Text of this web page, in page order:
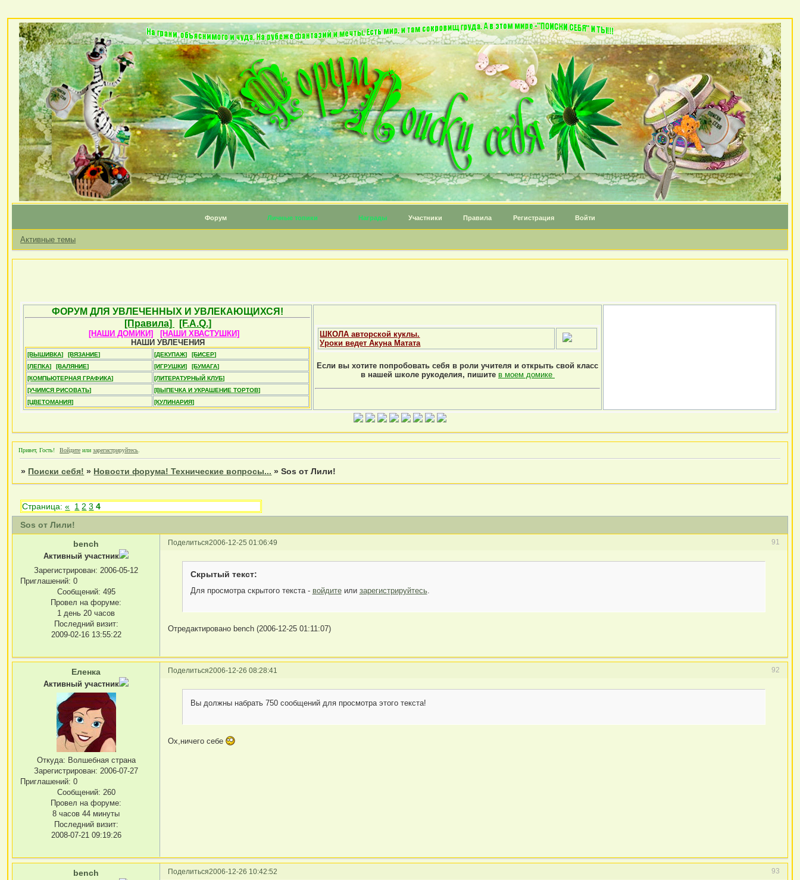
Форум Личные топики Награды Участники Правила Регистрация Войти
Активные темы
ФОРУМ ДЛЯ УВЛЕЧЕННЫХ И УВЛЕКАЮЩИХСЯ!
[Правила]
[F.A.Q.]
[НАШИ ДОМИКИ]
[НАШИ ХВАСТУШКИ]
НАШИ УВЛЕЧЕНИЯ
[ВЫШИВКА] [ВЯЗАНИЕ] [ДЕКУПАЖ]
[БИСЕР]
[ЛЕПКА]
[ВАЛЯНИЕ] [ИГРУШКИ]
[БУМАГА]
[КОМПЬЮТЕРНАЯ ГРАФИКА]
[ЛИТЕРАТУРНЫЙ КЛУБ]
[УЧИМСЯ РИСОВАТЬ]
[ВЫПЕЧКА И УКРАШЕНИЕ ТОРТОВ]
[ЦВЕТОМАНИЯ]
[КУЛИНАРИЯ]
ШКОЛА авторской куклы.
Уроки ведет Акуна Матата
Если вы хотите попробовать себя в роли учителя и открыть свой класс
в нашей школе рукоделия, пишите в моем домике
Привет, Гость! Войдите илизарегистрируйтесь
» Поиски себя! » Новости форума! Технические вопросы... »Sos от Лили!
Sos от Лили!
Страница:« 1 2 3 4
Поделиться 91
2006-12-25 01:06:49
bench
Активный участник
Зарегистрирован: 2006-05-12
Приглашений: 0
Сообщений: 495
Провел на форуме:
1 день 20 часов
Последний визит:
2009-02-16 13:55:22
Скрытый текст:
Для просмотра скрытого текста - войдитеили зарегистрируйтесь.
Отредактировано bench (2006-12-25 01:11:07)
Поделиться 92
2006-12-26 08:28:41
Еленка
Активный участник
Откуда: Волшебная страна
Зарегистрирован: 2006-07-27
Приглашений: 0
Сообщений: 260
Провел на форуме:
8 часов 44 минуты
Последний визит:
2008-07-21 09:19:26
Вы должны набрать 750 сообщений для просмотра этого текста!
Ох,ничего себе
Поделиться 93
2006-12-26 10:42:52
bench